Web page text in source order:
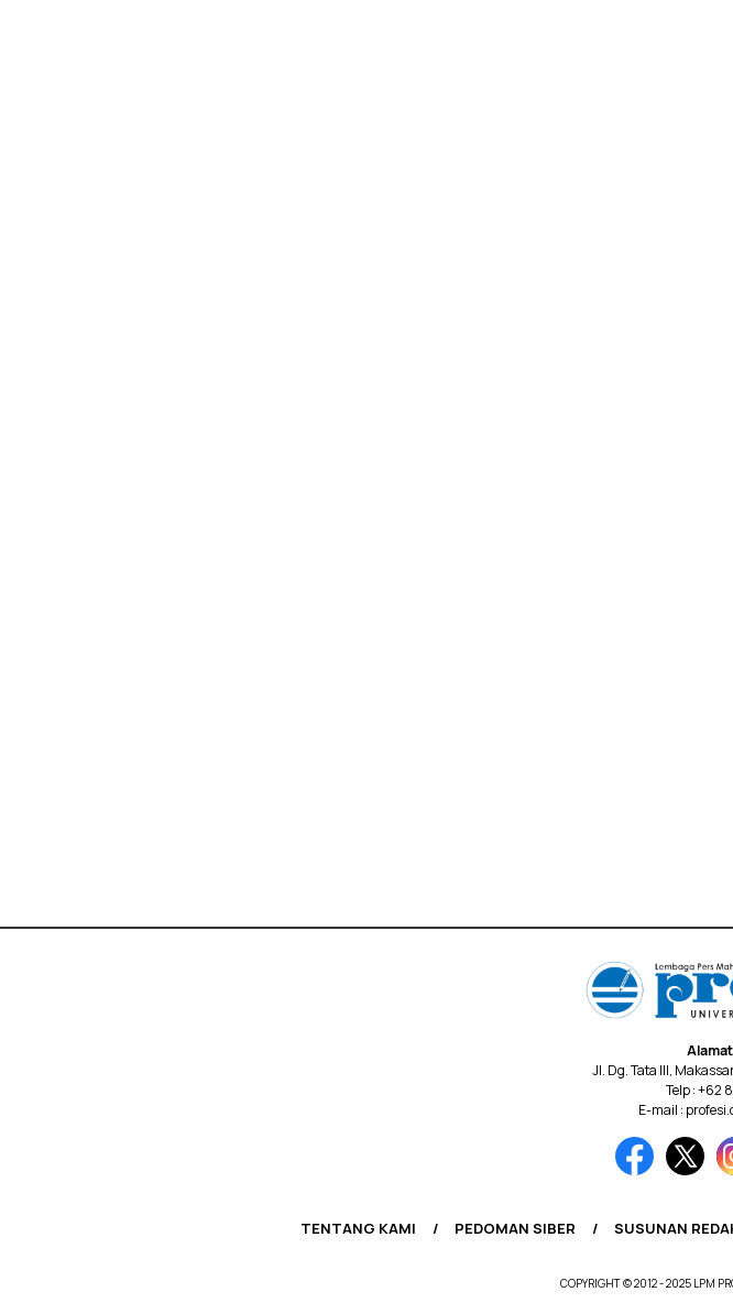
Jl. Dg. Tata III,
Telp : +62
E-mail :
TENTANG KAMI PEDOMAN SIBER SUSUNAN
COPYRIGHT © 2012 - 2025 LPM